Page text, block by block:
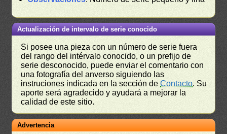
Actualización de intervalo de serie conocido
Si posee una pieza con un número de serie fuera
del rango del intérvalo conocido, o un prefijo de
serie desconocido, puede enviar el comentario con
una fotografía del anverso siguiendo las
instruciones indicada en la sección deContacto. Su
aporte será agradecido y ayudará a mejorar la
calidad de este sitio.
Advertencia